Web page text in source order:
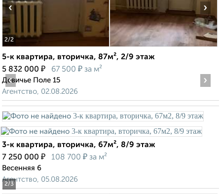
2/2
‹ ›
5-к квартира, вторичка, 87м², 2/9 этаж
5 832 000 ₽ 67 500 ₽ за м²
Девичье Поле 15
Агентство, 02.08.2026
2/3
‹ ›
3-к квартира, вторичка, 67м², 8/9 этаж
7 250 000 ₽ 108 700 ₽ за м²
Весенняя 6
Агентство, 05.08.2026